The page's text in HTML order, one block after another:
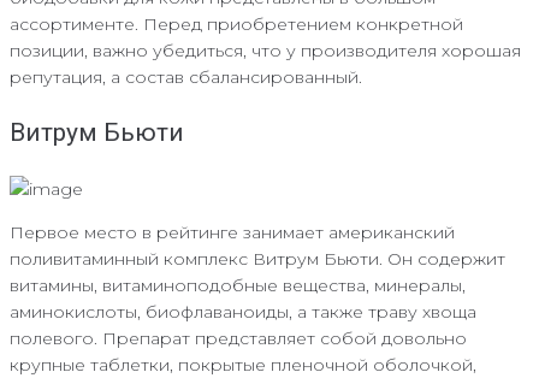
ассортименте. Перед приобретением конкретной
позиции, важно убедиться, что у производителя хорошая
репутация, а состав сбалансированный.
Витрум Бьюти
Первое место в рейтинге занимает американский
поливитаминный комплекс Витрум Бьюти. Он содержит
витамины, витаминоподобные вещества, минералы,
аминокислоты, биофлаваноиды, а также траву хвоща
полевого. Препарат представляет собой довольно
крупные таблетки, покрытые пленочной оболочкой,